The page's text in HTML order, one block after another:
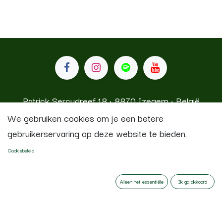
Patrick Sercudreef 18 • 8870 Izegem • België
commerce
We gebruiken cookies om je een betere
gebruikerservaring op deze website te bieden.
Cookiebeleid
Alleen het essentiële Ik ga akkoord